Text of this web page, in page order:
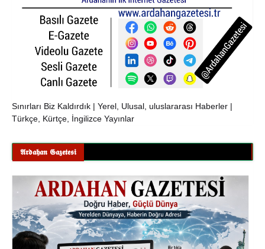
Sınırları Biz Kaldırdık | Yerel, Ulusal, uluslararası Haberler |
Türkçe, Kürtçe, İngilizce Yayınlar
𝕬𝖗𝖉𝖆𝖍𝖆𝖓 𝕲𝖆𝖟𝖊𝖙𝖊𝖘𝖎